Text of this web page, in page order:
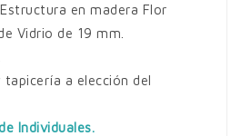
en madera Flor
Vidrio de 19 mm.
a elección del
Individuales.